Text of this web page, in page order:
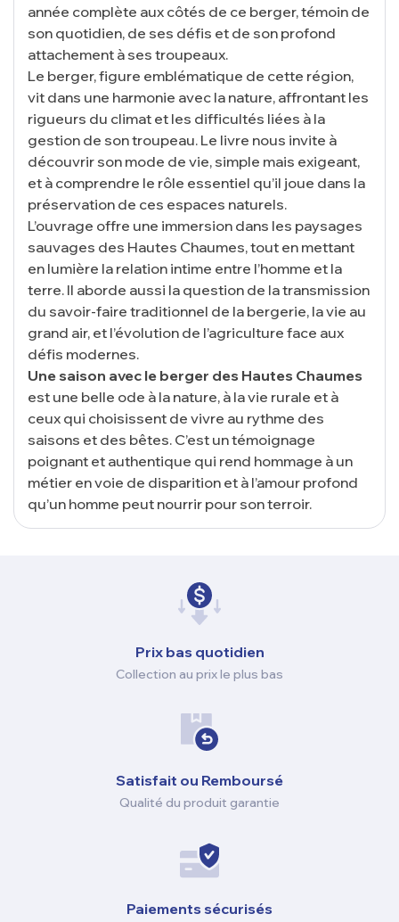
année complète aux côtés de ce berger, témoin de
son quotidien, de ses défis et de son profond
attachement à ses troupeaux.
Le berger, figure emblématique de cette région,
vit dans une harmonie avec la nature, affrontant les
rigueurs du climat et les difficultés liées à la
gestion de son troupeau. Le livre nous invite à
découvrir son mode de vie, simple mais exigeant,
et à comprendre le rôle essentiel qu’il joue dans la
préservation de ces espaces naturels.
L’ouvrage offre une immersion dans les paysages
sauvages des Hautes Chaumes, tout en mettant
en lumière la relation intime entre l’homme et la
terre. Il aborde aussi la question de la transmission
du savoir-faire traditionnel de la bergerie, la vie au
grand air, et l’évolution de l’agriculture face aux
défis modernes.
Une saison avec le berger des Hautes Chaumes
est une belle ode à la nature, à la vie rurale et à
ceux qui choisissent de vivre au rythme des
saisons et des bêtes. C’est un témoignage
poignant et authentique qui rend hommage à un
métier en voie de disparition et à l’amour profond
qu’un homme peut nourrir pour son terroir.
Prix ​​bas quotidien
Collection au prix le plus bas
Satisfait ou Remboursé
Qualité du produit garantie
Paiements sécurisés